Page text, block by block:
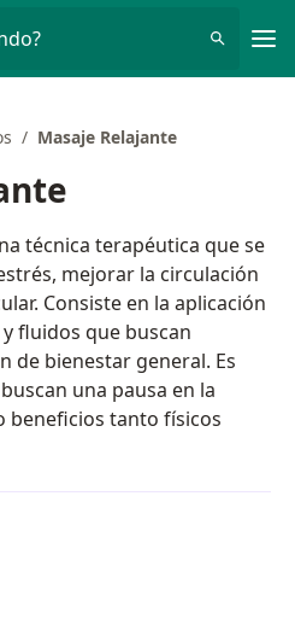
Masaje Relajante
técnica terapéutica que se
mejorar la circulación
Consiste en la aplicación
fluidos que buscan
de bienestar general. Es
una pausa en la
beneficios tanto físicos